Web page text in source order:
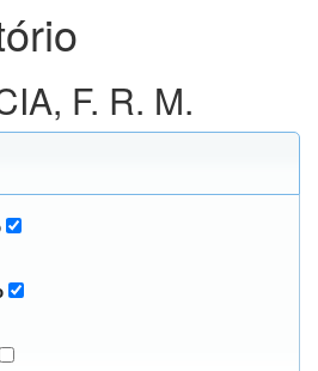
F. R. M.